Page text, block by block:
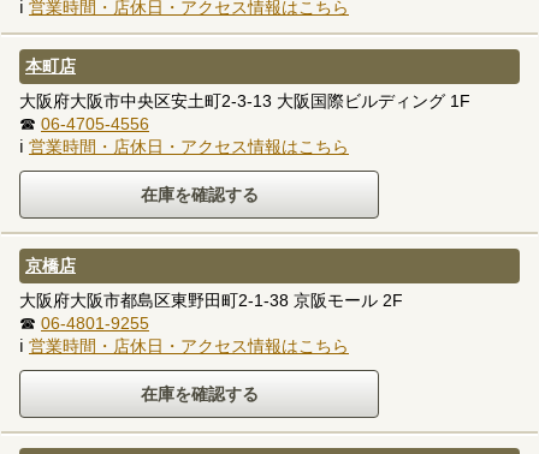
ℹ 営業時間・店休日・アクセス情報はこちら
本町店
大阪府大阪市中央区安土町2-3-13 大阪国際ビルディング 1F
☎ 06-4705-4556
ℹ 営業時間・店休日・アクセス情報はこちら
京橋店
大阪府大阪市都島区東野田町2-1-38 京阪モール 2F
☎ 06-4801-9255
ℹ 営業時間・店休日・アクセス情報はこちら